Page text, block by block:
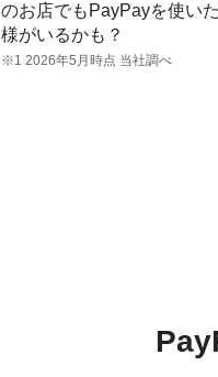
のお店でもPayPayを使い
様がいるかも？
※1 2026年5月時点 当社調べ